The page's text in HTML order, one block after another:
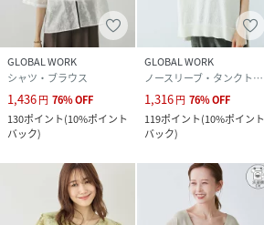
GLOBAL WORK
シャツ・ブラウス
1,436円 76%OFF
130ポイント(10%ポイント
バック)
GLOBAL WORK
ノースリーブ・タンクトップ
1,316円 76%OFF
119ポイント(10%ポイント
バック)